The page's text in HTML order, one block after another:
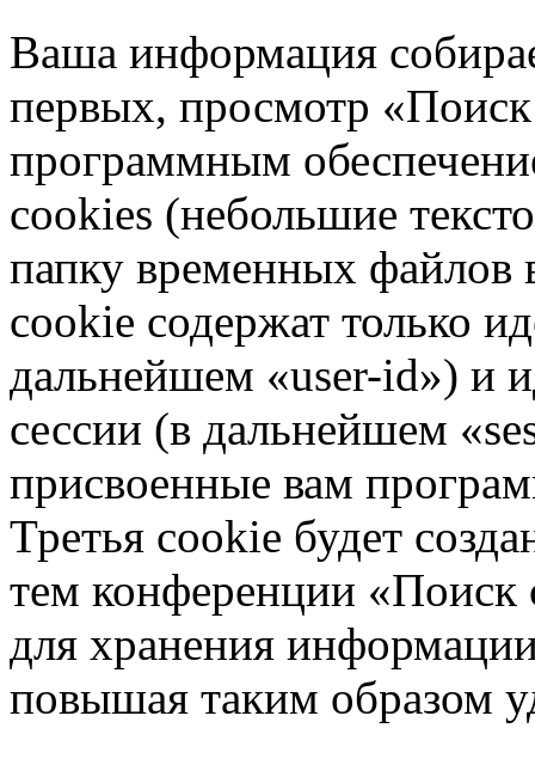
Ваша информация
первых, просмотр
программным
cookies (небольшие
папку временных файлов
cookie содержат только
дальнейшем «user-id») и
сессии (в дальнейшем
присвоенные вам
Третья cookie будет
тем конференции «Поиск
для хранения
повышая таким образом